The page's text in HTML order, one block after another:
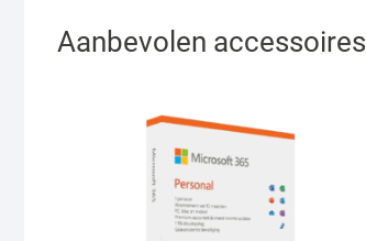
Aanbevolen accessoires